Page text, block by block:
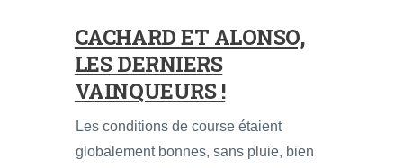
CACHARD ET ALONSO,
LES DERNIERS
VAINQUEURS !
Les conditions de course étaient
globalement bonnes, sans pluie, bien